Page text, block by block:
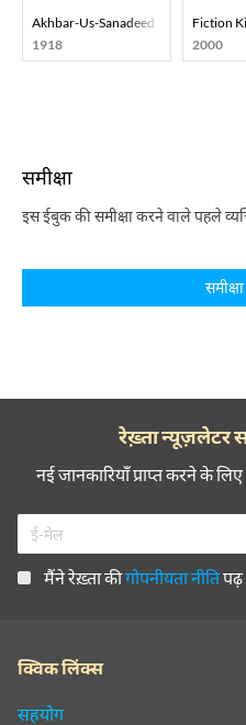
Akhbar-Us-Sanadeed
1918
Fiction
2000
समीक्षा
इस ईबुक की समीक्षा करने वाले पहले
रेख़्ता न्यूज़लेटर
नई जानकारियाँ प्राप्त करने के
मैंने रेख़्ता कीगोपनीयता नीतिपढ़
क्विक लिंक्स
सहयोग